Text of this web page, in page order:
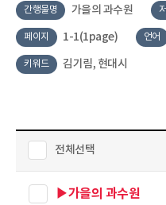
간행물명 가을의 과수원
페이지 1-1(1page) 언어
키워드 김기림, 현대시
전체선택
▶가을의 과수원